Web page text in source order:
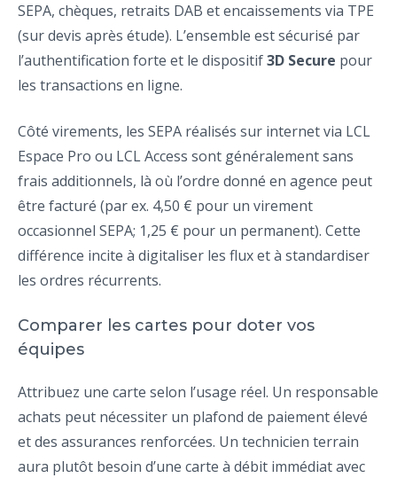
SEPA, chèques, retraits DAB et encaissements via TPE
(sur devis après étude). L’ensemble est sécurisé par
l’authentification forte et le dispositif3D Secure pour
les transactions en ligne.
Côté virements, les SEPA réalisés sur internet via LCL
Espace Pro ou LCL Access sont généralement sans
frais additionnels, là où l’ordre donné en agence peut
être facturé (par ex. 4,50 € pour un virement
occasionnel SEPA; 1,25 € pour un permanent). Cette
différence incite à digitaliser les flux et à standardiser
les ordres récurrents.
Comparer les cartes pour doter vos
équipes
Attribuez une carte selon l’usage réel. Un responsable
achats peut nécessiter un plafond de paiement élevé
et des assurances renforcées. Un technicien terrain
aura plutôt besoin d’une carte à débit immédiat avec